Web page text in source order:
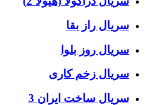
سریال راز بقا
سریال روز بلوا
سریال زخم کاری
سریال ساخت ایران 3